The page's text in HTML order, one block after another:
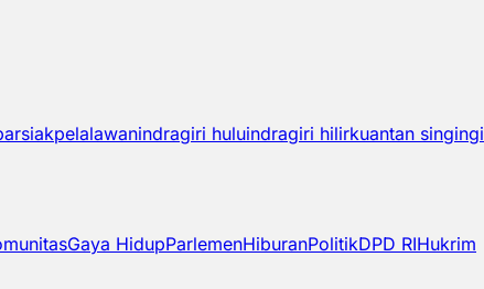
siakpelalawanindragiri huluindragiri hilirkuantan singingi
Gaya HidupParlemenHiburanPolitikDPD RIHukrim